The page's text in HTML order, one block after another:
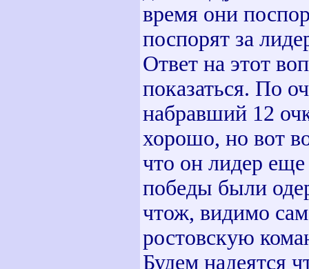
время они
поспорят за
Ответ на этот
показаться. По
набравший 12
хорошо, но вот
что он лидер
победы были
чтож, видимо
ростовскую
Будем надеятся